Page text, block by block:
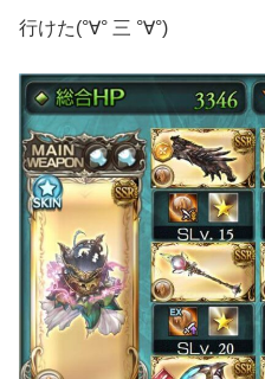
行けた(°∀° 三 °∀°)